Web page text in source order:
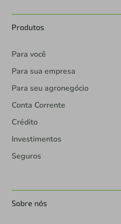
Produtos
Para você
Para sua empresa
Para seu agronegócio
Conta Corrente
Crédito
Investimentos
Seguros
Sobre nós